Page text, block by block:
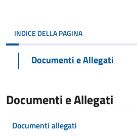
INDICE DELLA PAGINA
Documenti e Allegati
Documenti e Allegati
Documenti allegati